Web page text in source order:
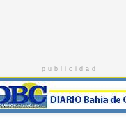
publicidad